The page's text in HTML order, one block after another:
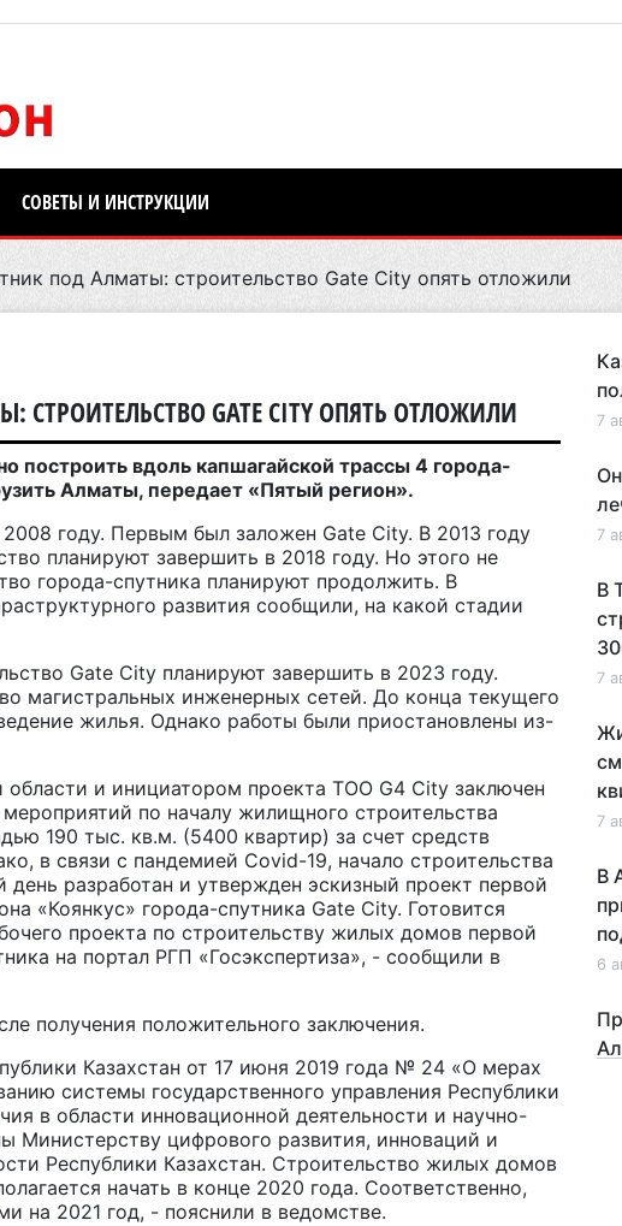
СОВЕТЫ И ИНСТРУКЦИИ
под Алматы: строительство Gate City опять отложили
GATE CITY ОПЯТЬ ОТЛОЖИЛИ
построить вдоль капшагайской трассы 4 города-
Алматы, передает «Пятый регион».
2008 году. Первым был заложен Gate City. В 2013 году
планируют завершить в 2018 году. Но этого не
города-спутника планируют продолжить. В
развития сообщили, на какой стадии
Gate City планируют завершить в 2023 году.
магистральных инженерных сетей. До конца текущего
жилья. Однако работы были приостановлены из-
и инициатором проекта ТOO G4 City заключен
по началу жилищного строительства
190 тыс. кв.м. (5400 квартир) за счет средств
в связи с пандемией Covid-19, начало строительства
разработан и утвержден эскизный проект первой
«Коянкус» города-спутника Gate City. Готовится
проекта по строительству жилых домов первой
на портал РГП «Госэкспертиза», - сообщили в
получения положительного заключения.
Казахстан от 17 июня 2019 года № 24 «О мерах
системы государственного управления Республики
в области инновационной деятельности и научно-
Министерству цифрового развития, инноваций и
Республики Казахстан. Строительство жилых домов
начать в конце 2020 года. Соответственно,
на 2021 год, - пояснили в ведомстве.
7
7
В
7
7
В
6